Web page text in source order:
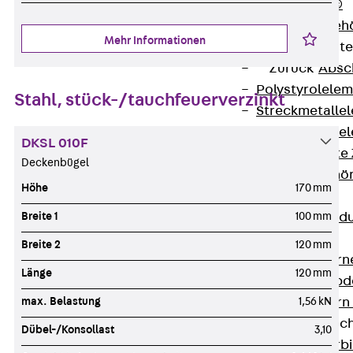
RAPIDOBAT®
Schalrohre
Zurück
Zurück
Querkraftdorn
Zurück
Mehr Informationen
Stahl, stück-/tauchfeuerverzinkt
DKSL 010F
Deckenbügel
Höhe 170 mm
Breite 1 100 mm
Breite 2 120 mm
Länge 120 mm
max. Belastung 1,56 kN
Dübel-/Konsollast 3,10